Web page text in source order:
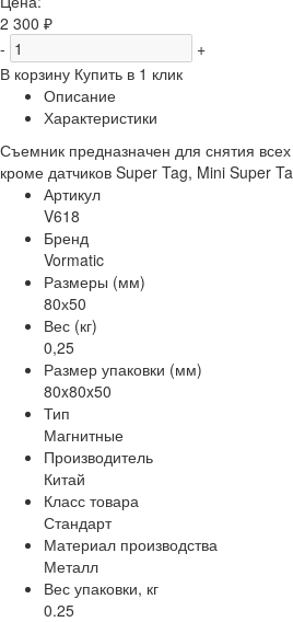
2 300 ₽
-
+
В корзину Купить в 1 клик
Описание
Характеристики
Съемник предназначен для снятия всех
кроме датчиков Super Tag, Mini Super
Артикул
V618
Бренд
Vormatic
Размеры (мм)
80х50
Вес (кг)
0,25
Размер упаковки (мм)
80x80x50
Тип
Магнитные
Производитель
Китай
Класс товара
Стандарт
Материал производства
Металл
Вес упаковки, кг
0.25